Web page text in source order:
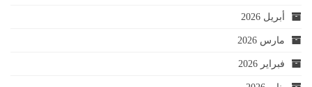
أبريل 2026
مارس 2026
فبراير 2026